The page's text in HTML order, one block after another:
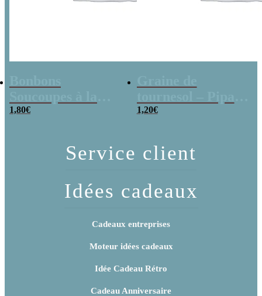
poudre (x20)
1,80€
x 3
1,20€
Service client
Idées cadeaux
Cadeaux entreprises
Moteur idées cadeaux
Idée Cadeau Rétro
Cadeau Anniversaire